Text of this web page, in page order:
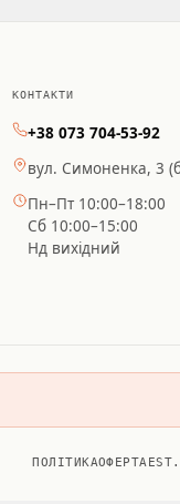
КОНТАКТИ
+38 073 704-53-92
вул. Симоненка, 3
Пн–Пт 10:00–18:00
Сб 10:00–15:00
Нд вихідний
ПОЛІТИКАОФЕРТА